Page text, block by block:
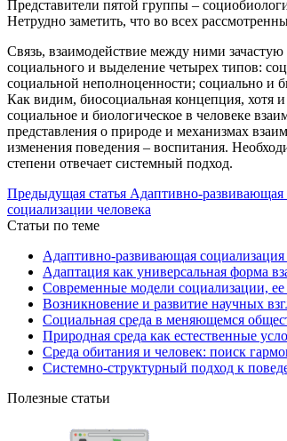
Представители пятой группы –
Нетрудно заметить, что во всех
Связь, взаимодействие между ними
социального и выделение четырех типов:
социальной неполноценности; социально и
Как видим, биосоциальная концепция, хотя
социальное и биологическое в человеке
представления о природе и механизмах
изменения поведения – воспитания.
степени отвечает системный подход.
Предыдущая статья Адаптивно-развивающая
социализации человека
Статьи по теме
Адаптивно-развивающая социализация
Адаптация как универсальная форма
Современные модели социализации,
Возникновение и развитие научных
Социальная среда в меняющемся
Природная среда как естественные
Среда обитания и человек: поиск
Системно-структурный подход к
Полезные статьи